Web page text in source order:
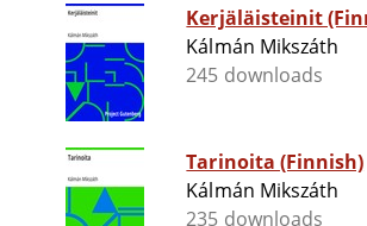
Kerjäläisteinit
Kálmán Mikszáth
245 downloads
Tarinoita (Finnish)
Kálmán Mikszáth
235 downloads